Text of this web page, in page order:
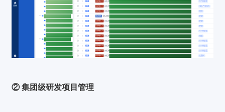
② 集团级研发项目管理